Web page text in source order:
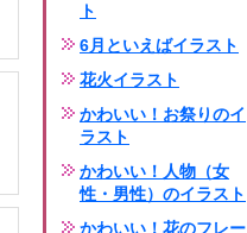
ト
6月といえばイラスト
花火イラスト
かわいい！お祭りのイ
ラスト
かわいい！人物（女
性・男性）のイラスト
かわいい！花のフレー